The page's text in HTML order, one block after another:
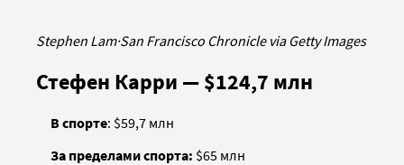
Stephen Lam·San Francisco Chronicle via Getty Images
Стефен Карри — $124,7 млн
В спорте: $59,7 млн
За пределами спорта: $65 млн